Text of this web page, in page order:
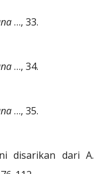
…, 33.
…, 34.
…, 35.
disarikan dari A.